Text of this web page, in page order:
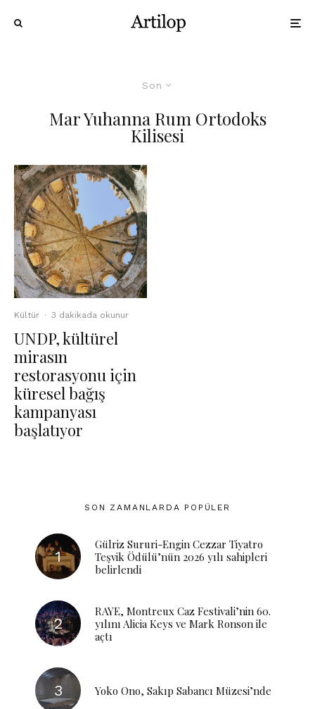
Son
Mar Yuhanna Rum Ortodoks
Kilisesi
Kültür · 3 dakikada okunur
UNDP, kültürel
mirasın
restorasyonu için
küresel bağış
kampanyası
başlatıyor
SON ZAMANLARDA POPÜLER
Gülriz Sururi-Engin Cezzar Tiyatro
Teşvik Ödülü’nün 2026 yılı sahipleri
belirlendi
RAYE, Montreux Caz Festivali’nin 60.
yılını Alicia Keys ve Mark Ronson ile
açtı
Yoko Ono, Sakıp Sabancı Müzesi’nde